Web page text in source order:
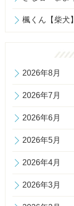
楓くん【柴犬】
2026年8月
2026年7月
2026年6月
2026年5月
2026年4月
2026年3月